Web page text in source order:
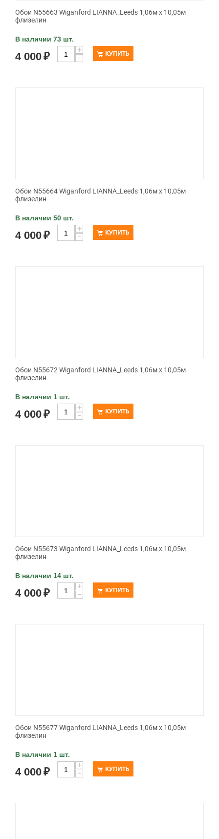
Обои N55663 Wiganford LIANNA_Leeds 1,06м х 10,05м
флизелин
В наличии 73 шт.
4 000₽
+
−
КУПИТЬ
Обои N55664 Wiganford LIANNA_Leeds 1,06м х 10,05м
флизелин
В наличии 50 шт.
4 000₽
+
−
КУПИТЬ
Обои N55672 Wiganford LIANNA_Leeds 1,06м х 10,05м
флизелин
В наличии 1 шт.
4 000₽
+
−
КУПИТЬ
Обои N55673 Wiganford LIANNA_Leeds 1,06м х 10,05м
флизелин
В наличии 14 шт.
4 000₽
+
−
КУПИТЬ
Обои N55677 Wiganford LIANNA_Leeds 1,06м х 10,05м
флизелин
В наличии 1 шт.
4 000₽
+
−
КУПИТЬ